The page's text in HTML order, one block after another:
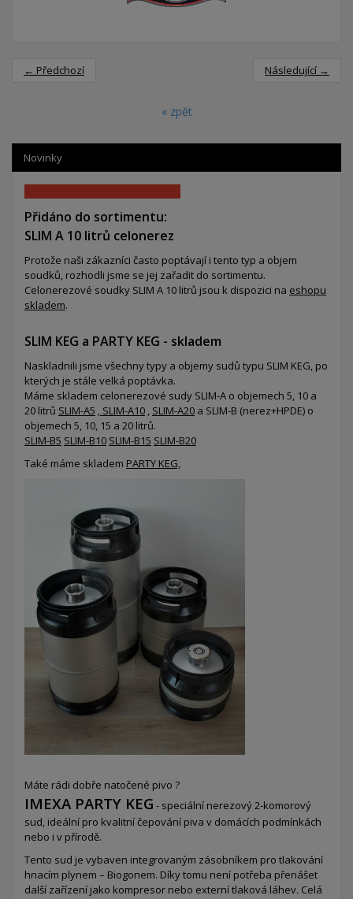
← Předchozí Následující →
« zpět
Novinky
Přidáno do sortimentu:
SLIM A 10 litrů celonerez
Protože naši zákazníci často poptávají i tento typ a objem
soudků, rozhodli jsme se jej zařadit do sortimentu.
Celonerezové soudky SLIM A 10 litrů jsou k dispozici na eshopu
skladem.
SLIM KEG a PARTY KEG - skladem
Naskladnili jsme všechny typy a objemy sudů typu SLIM KEG, po
kterých je stále velká poptávka.
Máme skladem celonerezové sudy SLIM-A o objemech 5, 10 a
20 litrů SLIM-A5 SLIM-A10 SLIM-A20 a SLIM-B (nerez+HPDE) o
objemech 5, 10, 15 a 20 litrů.
SLIM-B5 SLIM-B10 SLIM-B15 SLIM-B20
Také máme skladem PARTY KEG,
Máte rádi dobře natočené pivo ?
IMEXA PARTY KEG - speciální nerezový 2-komorový
sud, ideální pro kvalitní čepování piva v domácích podmínkách
nebo i v přírodě.
Tento sud je vybaven integrovaným zásobníkem pro tlakování
hnacím plynem – Biogonem. Díky tomu není potřeba přenášet
další zařízení jako kompresor nebo externí tlaková láhev. Celá